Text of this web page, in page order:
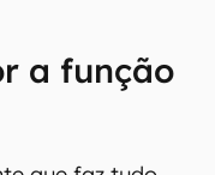
a função